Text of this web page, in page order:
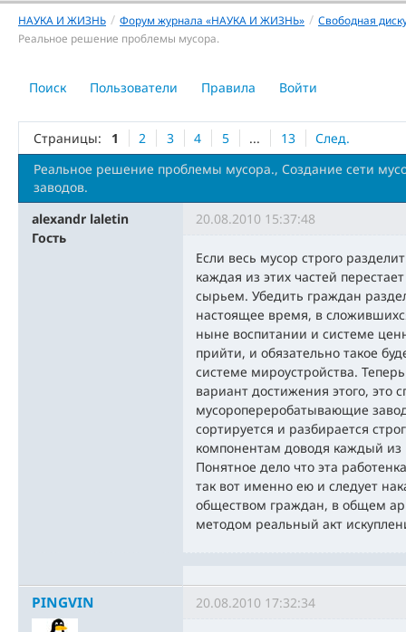
НАУКА И ЖИЗНЬ / Форум журнала «НАУКА И ЖИЗНЬ» / Свободная
Реальное решение проблемы мусора.
Поиск Пользователи Правила Войти
Страницы: 1 2 3 4 5 ... 13
След.
Реальное решение проблемы мусора., Создание сети
заводов.
alexandr laletin
Гость
20.08.2010 15:37:48
Если весь мусор строго
каждая из этих частей
сырьем. Убедить граждан
настоящее время, в
ныне воспитании и системе
прийти, и обязательно такое
системе мироустройства.
вариант достижения этого, это
мусоропереробатывающие
сортируется и разбирается
компонентам доводя каждый из
Понятное дело что эта
так вот именно ею и следует
обществом граждан, в общем
методом реальный акт
PINGVIN 20.08.2010 17:32:34